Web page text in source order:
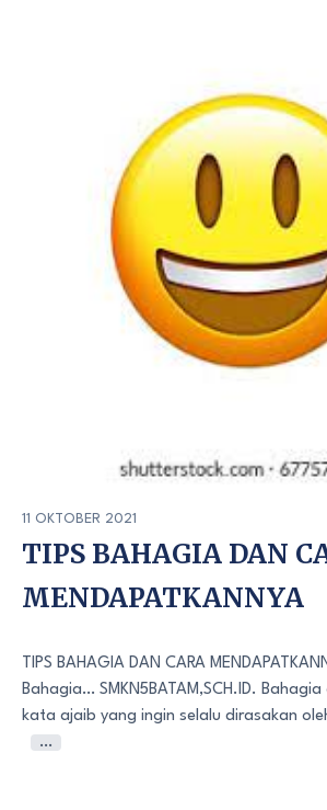
11 OKTOBER 2021
TIPS BAHAGIA DAN
MENDAPATKANNYA
TIPS BAHAGIA DAN CARA
Bahagia… SMKN5BATAM,SCH.ID.
kata ajaib yang ingin selalu dirasakan
…